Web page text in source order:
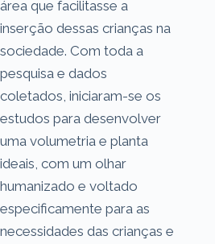
área que facilitasse a
inserção dessas crianças na
sociedade. Com toda a
pesquisa e dados
coletados, iniciaram-se os
estudos para desenvolver
uma volumetria e planta
ideais, com um olhar
humanizado e voltado
especificamente para as
necessidades das crianças e